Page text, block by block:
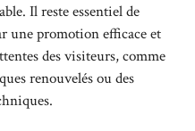
Il reste essentiel de
une promotion efficace et
des visiteurs, comme
renouvelés ou des